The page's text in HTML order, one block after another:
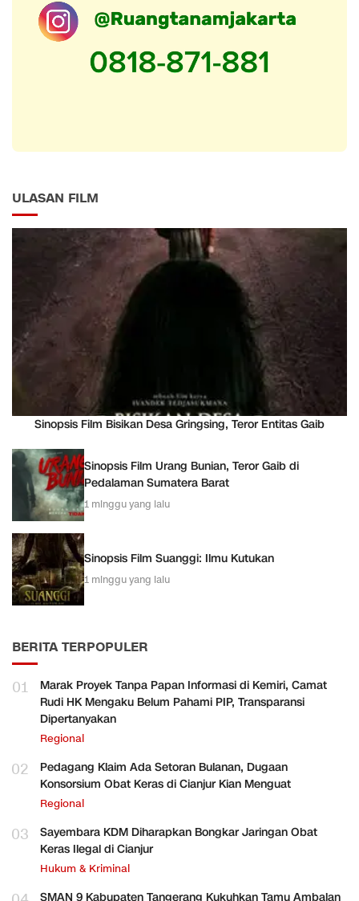
ULASAN FILM
Sinopsis Film Bisikan Desa Gringsing, Teror Entitas Gaib
Sinopsis Film Urang Bunian, Teror Gaib di
Pedalaman Sumatera Barat
1 minggu yang lalu
Sinopsis Film Suanggi: Ilmu Kutukan
1 minggu yang lalu
BERITA TERPOPULER
01
Marak Proyek Tanpa Papan Informasi di Kemiri, Camat
Rudi HK Mengaku Belum Pahami PIP, Transparansi
Dipertanyakan
Regional
02
Pedagang Klaim Ada Setoran Bulanan, Dugaan
Konsorsium Obat Keras di Cianjur Kian Menguat
Regional
03
Sayembara KDM Diharapkan Bongkar Jaringan Obat
Keras Ilegal di Cianjur
Hukum & Kriminal
SMAN 9 Kabupaten Tangerang Kukuhkan Tamu Ambalan